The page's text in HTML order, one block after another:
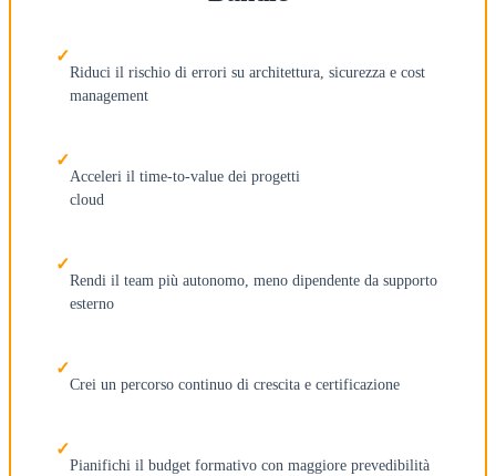
Riduci il rischio di errori su architettura, sicurezza e cost
management
Acceleri il time-to-value dei progetti
cloud
Rendi il team più autonomo, meno dipendente da supporto
esterno
Crei un percorso continuo di crescita e certificazione
Pianifichi il budget formativo con maggiore prevedibilità